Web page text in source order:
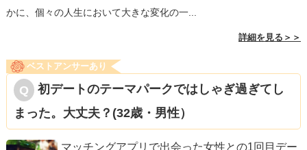
かに、個々の人生において大きな変化の一...
詳細を見る＞＞
ベストアンサーあり
初デートのテーマパークではしゃぎ過ぎてし
まった。大丈夫？(32歳・男性）
マッチングアプリで出会った女性との1回目デー